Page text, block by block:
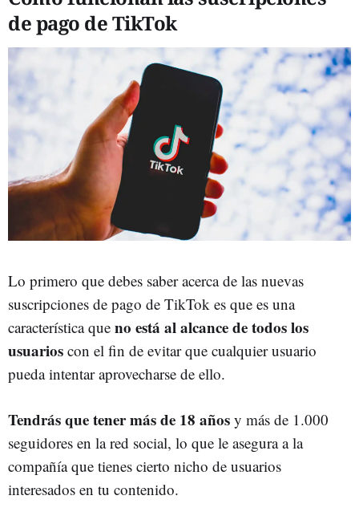
de pago de TikTok
Lo primero que debes saber acerca de las nuevas
suscripciones de pago de TikTok es que es una
característica que no está al alcance de todos los
usuarios con el fin de evitar que cualquier usuario
pueda intentar aprovecharse de ello.
Tendrás que tener más de 18 años y más de 1.000
seguidores en la red social, lo que le asegura a la
compañía que tienes cierto nicho de usuarios
interesados en tu contenido.